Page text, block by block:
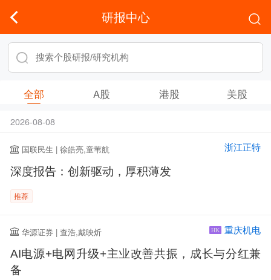
研报中心
全部 A股 港股 美股
2026-08-08
国联民生 | 徐皓亮,童苇航 浙江正特
深度报告：创新驱动，厚积薄发
推荐
华源证券 | 查浩,戴映炘 HK 重庆机电
AI电源+电网升级+主业改善共振，成长与分红兼
备